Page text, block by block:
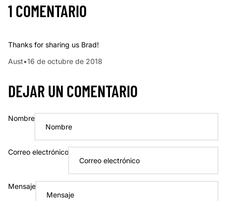
1 COMENTARIO
Thanks for sharing us Brad!
Aust•16 de octubre de 2018
DEJAR UN COMENTARIO
Nombre
Correo electrónico
Mensaje